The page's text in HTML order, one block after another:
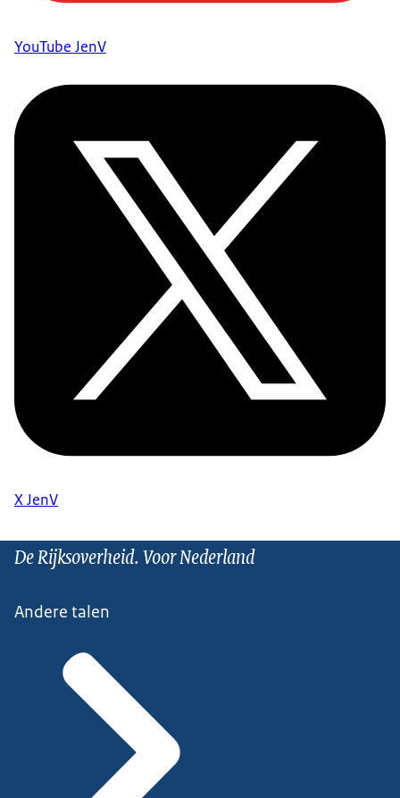
YouTube JenV
X JenV
De Rijksoverheid. Voor Nederland
Andere talen